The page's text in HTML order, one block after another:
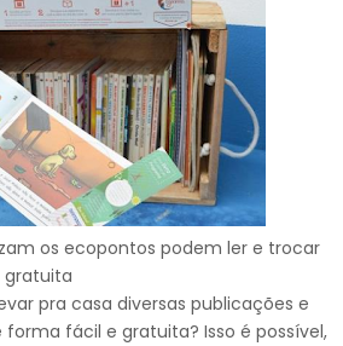
os ecopontos podem ler e trocar
gratuita
pra casa diversas publicações e
fácil e gratuita? Isso é possível,